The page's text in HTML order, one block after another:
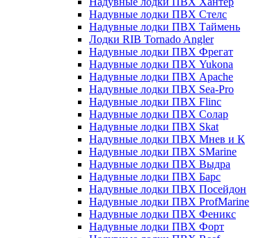
Надувные лодки ПВХ Стелс
Надувные лодки ПВХ Таймень
Лодки RIB Tornado Angler
Надувные лодки ПВХ Фрегат
Надувные лодки ПВХ Yukona
Надувные лодки ПВХ Apache
Надувные лодки ПВХ Sea-Pro
Надувные лодки ПВХ Flinc
Надувные лодки ПВХ Солар
Надувные лодки ПВХ Skat
Надувные лодки ПВХ Мнев и К
Надувные лодки ПВХ SMarine
Надувные лодки ПВХ Выдра
Надувные лодки ПВХ Барс
Надувные лодки ПВХ Посейдон
Надувные лодки ПВХ ProfMarine
Надувные лодки ПВХ Феникс
Надувные лодки ПВХ Форт